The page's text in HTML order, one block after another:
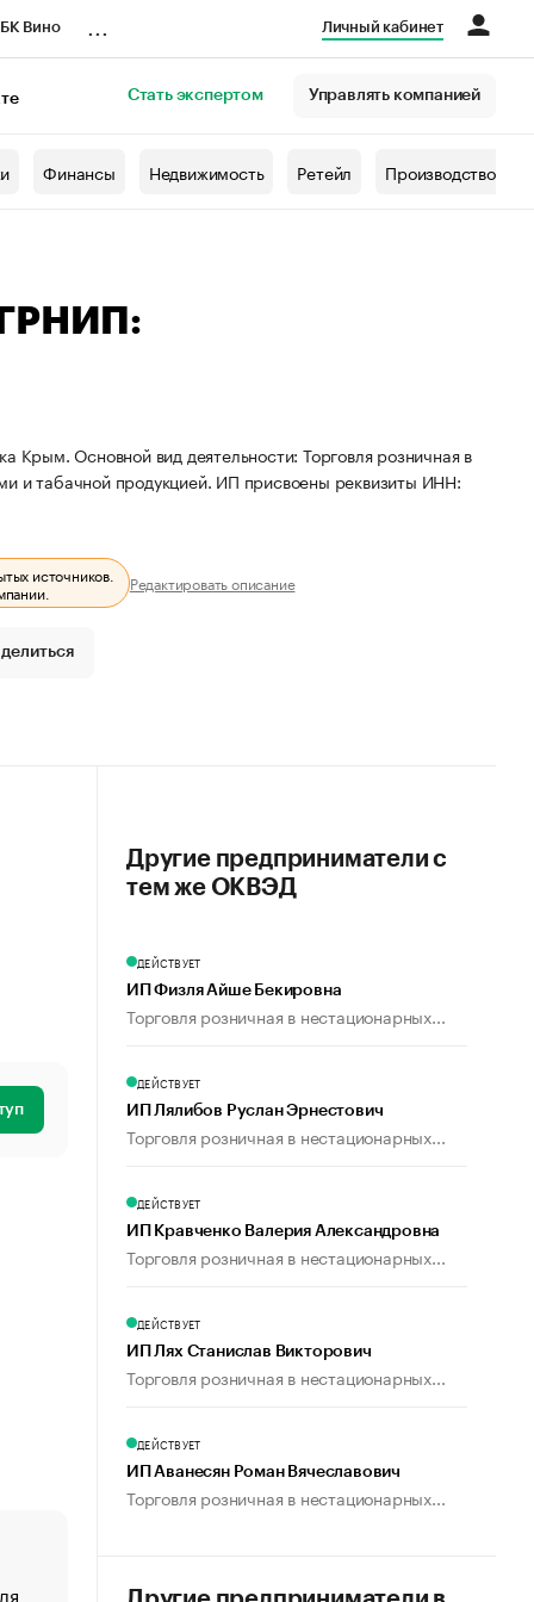
Вино Личный кабинет
Стать экспертом Управлять компанией
Финансы Недвижимость Ретейл Производство
Крым. Основной вид деятельности: Торговля розничная в
и табачной продукцией. ИП присвоены реквизиты ИНН:
источников.
Редактировать описание
«От спорта тело стареет иначе». Как живет глава
Другие предприниматели с
тем же ОКВЭД
ДЕЙСТВУЕТ
ИП Физля Айше Бекировна
Торговля розничная в нестационарных...
ДЕЙСТВУЕТ
ИП Лялибов Руслан Эрнестович
Торговля розничная в нестационарных...
ДЕЙСТВУЕТ
ИП Кравченко Валерия Александровна
Торговля розничная в нестационарных...
ДЕЙСТВУЕТ
ИП Лях Станислав Викторович
Торговля розничная в нестационарных...
ДЕЙСТВУЕТ
ИП Аванесян Роман Вячеславович
Торговля розничная в нестационарных...